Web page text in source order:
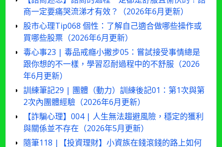
商一定要痛哭流涕才有效？（2026年6月更新）
股市心理Tip068 個性：了解自己適合做哪些操作或
買哪些股票（2026年6月更新）
毒心事23 | 毒品戒癮小撇步05：嘗試接受事情總是
跟你想的不一樣，學習忍耐過程中的不舒服（2026
年6月更新）
訓練筆記29 | 團體（動力）訓練後記01：第1次與第
2次內團體經驗（2026年6月更新）
【詐騙心理】004 | 人生無法趨避風險，穩定的獲利
與關係並不存在（2026年5月更新）
隨筆118 |【投資理財】小資族在錢滾錢的路上如何